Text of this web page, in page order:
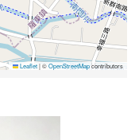
Leaflet|©OpenStreetMapcontributors